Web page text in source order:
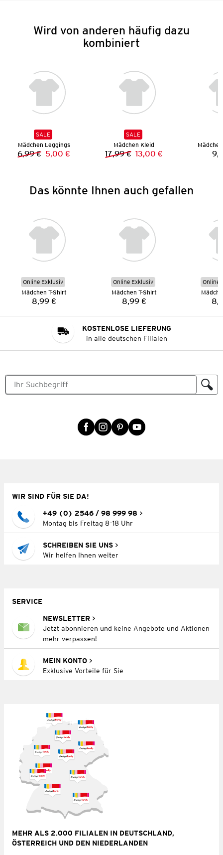
Wird von anderen häufig dazu
kombiniert
SALE
Mädchen Leggings
Vorheriger Preis:
6,99 € Neuer Preis:
5,00 €
SALE
Mädchen Kleid
Vorheriger Preis:
17,99 € Neuer Preis:
13,00 €
Das könnte Ihnen auch gefallen
Online Exklusiv
Mädchen T-Shirt
Preis:
8,99 €
Online Exklusiv
Mädchen T-Shirt
Preis:
8,99 €
Online
KOSTENLOSE LIEFERUNG
in alle deutschen Filialen
WIR SIND FÜR SIE DA!
+49 (0) 2546 / 98 999 98
Montag bis Freitag 8–18 Uhr
SCHREIBEN SIE UNS
Wir helfen Ihnen weiter
SERVICE
NEWSLETTER
Jetzt abonnieren und keine Angebote und Aktionen
mehr verpassen!
MEIN KONTO
Exklusive Vorteile für Sie
MEHR ALS 2.000 FILIALEN IN DEUTSCHLAND,
ÖSTERREICH UND DEN NIEDERLANDEN